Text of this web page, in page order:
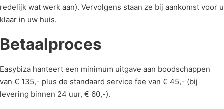
redelijk wat werk aan). Vervolgens staan ze bij aankomst voor u
klaar in uw huis.
Betaalproces
Easybiza hanteert een minimum uitgave aan boodschappen
van € 135,- plus de standaard service fee van € 45,- (bij
levering binnen 24 uur, € 60,-).